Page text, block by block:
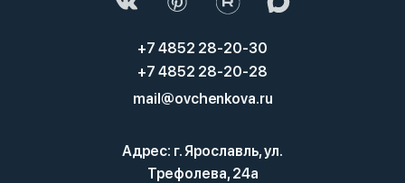
+7 4852 28-20-30
+7 4852 28-20-28
mail@ovchenkova.ru
Адрес: г. Ярославль, ул.
Трефолева, 24а